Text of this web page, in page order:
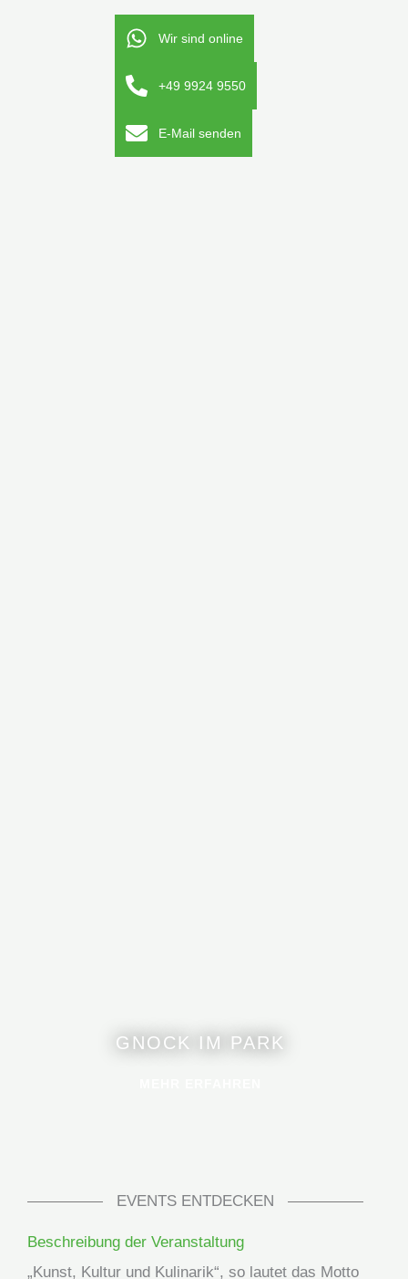
GNOCK IM PARK
EVENTS ENTDECKEN
Beschreibung der Veranstaltung
„Kunst, Kultur und Kulinarik“, so lautet das Motto
Wir sind online
+49 9924 9550
E-Mail senden